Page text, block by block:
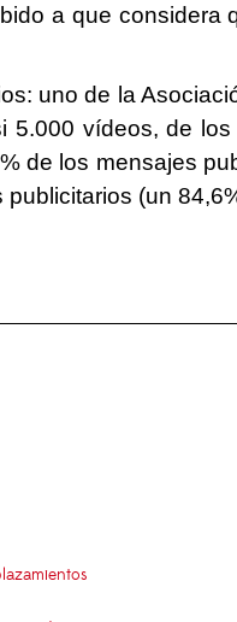
a que
uno de la
vídeos, de
de los mensajes
(un